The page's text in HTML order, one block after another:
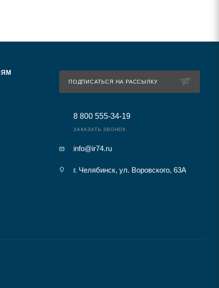
ПОДПИСАТЬСЯ НА РАССЫЛКУ
8 800 555-34-19
ЗАКАЗАТЬ ЗВОНОК
info@ir74.ru
г. Челябинск, ул. Воровского, 63А